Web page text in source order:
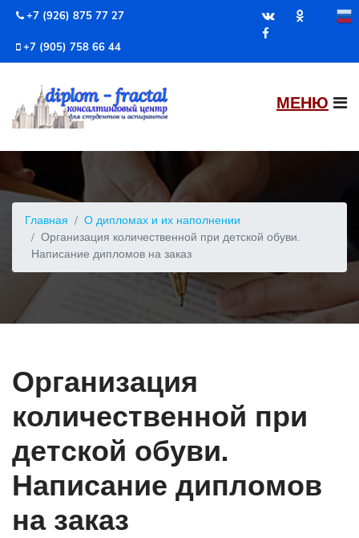
+7 (926) 875 77 27
+7 (905) 758 66 44
Главная
О дипломах и их наполнении
Организация количественной при детской обуви.
Написание дипломов на заказ
Организация
количественной при
детской обуви.
Написание дипломов
на заказ